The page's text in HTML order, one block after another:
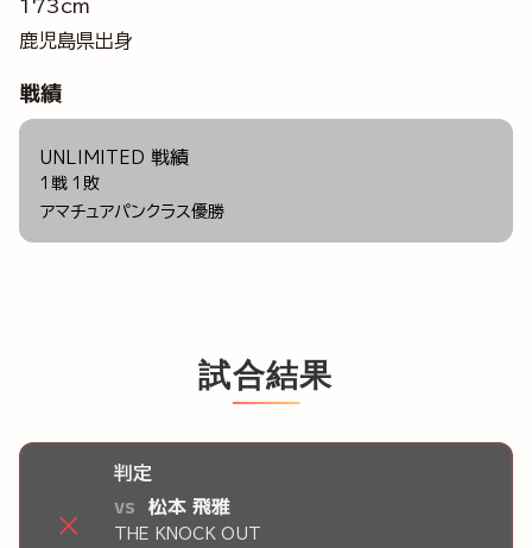
173cm
鹿児島県出身
戦績
UNLIMITED 戦績
1戦 1敗
アマチュアパンクラス優勝
試合結果
×
判定
vs 松本 飛雅
THE KNOCK OUT